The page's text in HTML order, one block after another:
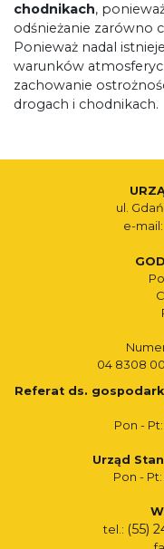
chodnikach,
odśnieżanie zarówno
Ponieważ nadal
warunków
zachowanie
drogach i chodnikach.
ul.
e-mail:
04 8308
Referat ds.
Pon -
Urząd
Pon -
tel.: (55)